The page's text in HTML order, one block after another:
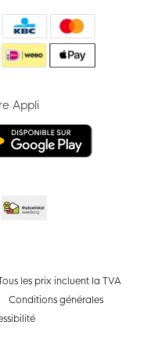
Appli
les prix incluent la TVA
Conditions générales